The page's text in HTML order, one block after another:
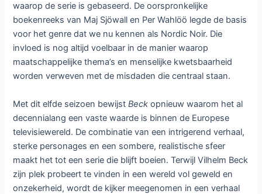
waarop de serie is gebaseerd. De oorspronkelijke
boekenreeks van Maj Sjöwall en Per Wahlöö legde de basis
voor het genre dat we nu kennen als Nordic Noir. Die
invloed is nog altijd voelbaar in de manier waarop
maatschappelijke thema’s en menselijke kwetsbaarheid
worden verweven met de misdaden die centraal staan.
Met dit elfde seizoen bewijstBeck opnieuw waarom het al
decennialang een vaste waarde is binnen de Europese
televisiewereld. De combinatie van een intrigerend verhaal,
sterke personages en een sombere, realistische sfeer
maakt het tot een serie die blijft boeien. Terwijl Vilhelm Beck
zijn plek probeert te vinden in een wereld vol geweld en
onzekerheid, wordt de kijker meegenomen in een verhaal